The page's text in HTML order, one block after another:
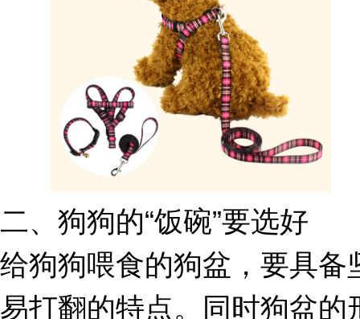
二、狗狗的“饭碗”要选好
给狗狗喂食的狗盆，要具
易打翻的特点。同时狗盆